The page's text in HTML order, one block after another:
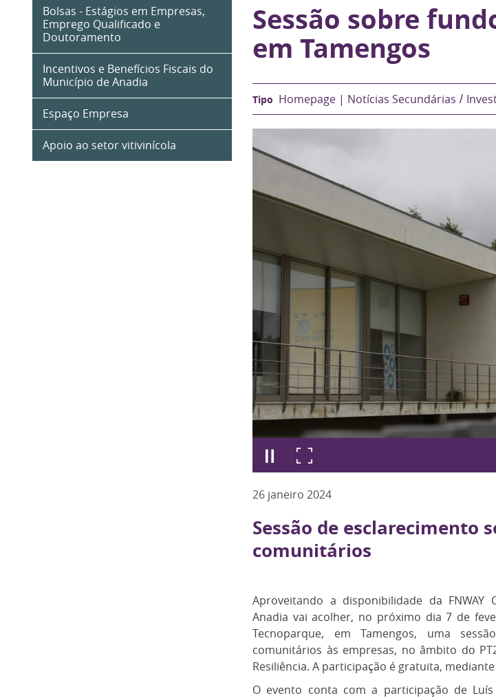
Bolsas - Estágios em Empresas,
Emprego Qualificado e
Doutoramento
Incentivos e Benefícios Fiscais do
Município de Anadia
Espaço Empresa
Apoio ao setor vitivinícola
Sessão sobre
em Tamengos
Homepage | Notícias Secundárias
26 janeiro 2024
Sessão de esclarecimento
comunitários
Aproveitando a disponibilidade da
Anadia vai acolher, no próximo dia 7 de
Tecnoparque, em Tamengos, uma
comunitários às empresas, no âmbito do
Resiliência. A participação é gratuita,
O evento conta com a participação de